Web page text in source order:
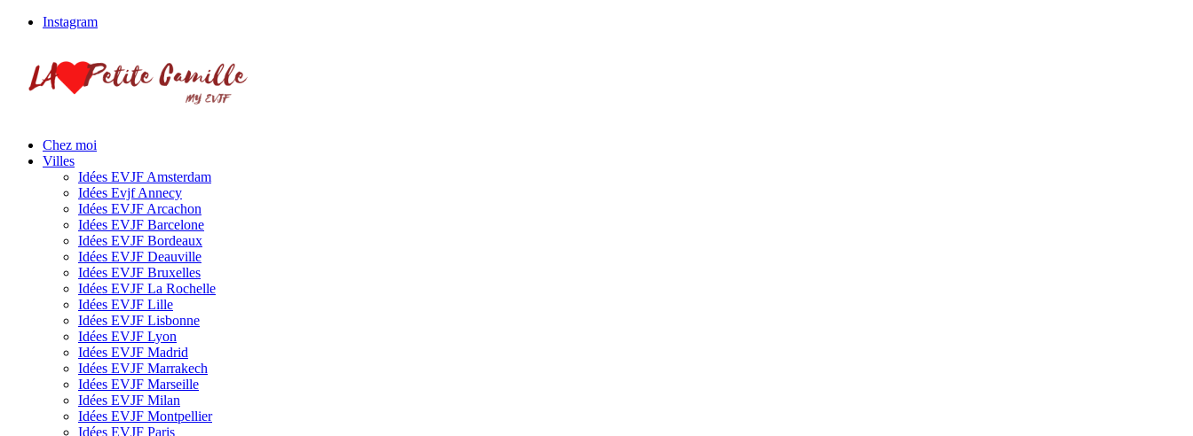
Instagram
Chez moi
Villes
Idées EVJF Amsterdam
Idées Evjf Annecy
Idées EVJF Arcachon
Idées EVJF Barcelone
Idées EVJF Bordeaux
Idées EVJF Deauville
Idées EVJF Bruxelles
Idées EVJF La Rochelle
Idées EVJF Lille
Idées EVJF Lisbonne
Idées EVJF Lyon
Idées EVJF Madrid
Idées EVJF Marrakech
Idées EVJF Marseille
Idées EVJF Milan
Idées EVJF Montpellier
Idées EVJF Paris